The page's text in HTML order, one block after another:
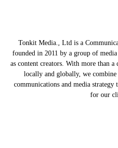
Tonkit Media., Ltd is a
founded in 2011 by a group of
as content creators. With more than a
locally and globally, we
communications and media
for our